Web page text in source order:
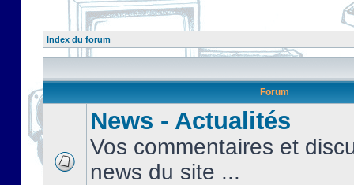
Index du forum
Forum
News - Actualités
Vos commentaires et
news du site ...